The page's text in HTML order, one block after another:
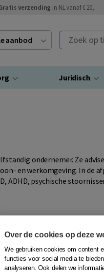
verzending in NL vanaf € 20,-
aanbod Zoek op
Juridisch
ondernemer. Ze
en werkomgeving. In de
ADHD, psychische
Over de cookies op deze
We gebruiken cookies om content
functies voor social media te
analyseren. Ook delen we